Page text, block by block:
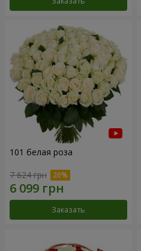
101 белая роза
7 624 грн
Заказать